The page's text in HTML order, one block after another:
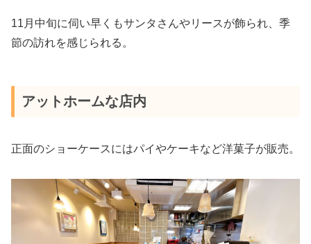
11月中旬に伺い早くもサンタさんやリースが飾られ、季
節の訪れを感じられる。
アットホームな店内
正面のショーケースにはパイやケーキなど洋菓子が販売。